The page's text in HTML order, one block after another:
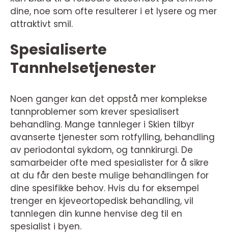
dine, noe som ofte resulterer i et lysere og mer
attraktivt smil.
Spesialiserte
Tannhelsetjenester
Noen ganger kan det oppstå mer komplekse
tannproblemer som krever spesialisert
behandling. Mange tannleger i Skien tilbyr
avanserte tjenester som rotfylling, behandling
av periodontal sykdom, og tannkirurgi. De
samarbeider ofte med spesialister for å sikre
at du får den beste mulige behandlingen for
dine spesifikke behov. Hvis du for eksempel
trenger en kjeveortopedisk behandling, vil
tannlegen din kunne henvise deg til en
spesialist i byen.